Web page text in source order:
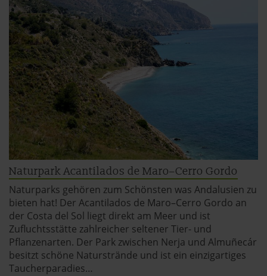
Naturpark Acantilados de Maro–Cerro Gordo
Naturparks gehören zum Schönsten was Andalusien zu
bieten hat! Der Acantilados de Maro–Cerro Gordo an
der Costa del Sol liegt direkt am Meer und ist
Zufluchtsstätte zahlreicher seltener Tier- und
Pflanzenarten. Der Park zwischen Nerja und Almuñecár
besitzt schöne Naturstrände und ist ein einzigartiges
Taucherparadies…